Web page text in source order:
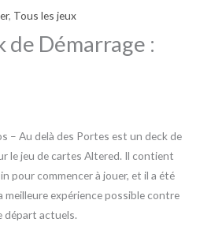
, Tous les jeux
Démarrage :
– Au delà des Portes est un deck de
le jeu de cartes Altered. Il contient
pour commencer à jouer, et il a été
meilleure expérience possible contre
départ actuels.